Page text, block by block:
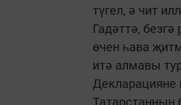
түгел, ә чит
Гадәттә,
өчен һава
итә алмавы
Татарстанның